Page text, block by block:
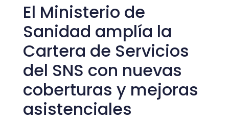
El Ministerio de
Sanidad amplía la
Cartera de Servicios
del SNS con nuevas
coberturas y mejoras
asistenciales